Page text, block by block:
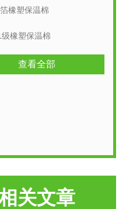
橡塑保温棉
级橡塑保温棉
查看全部
关文章